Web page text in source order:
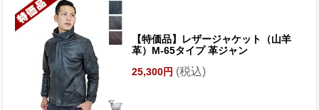
【特価品】レザージャケット（山羊
革）M-65タイプ 革ジャン
25,300円 (税込)